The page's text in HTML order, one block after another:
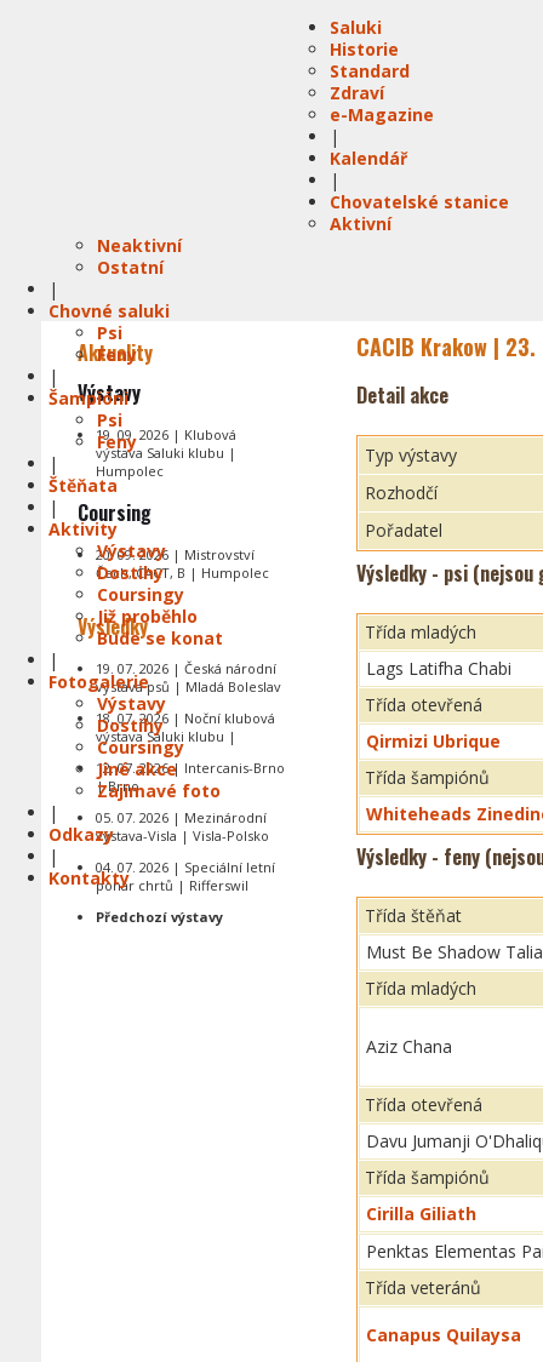
Saluki
Historie
Standard
Zdraví
e-Magazine
|
Kalendář
|
Chovatelské stanice
Aktivní
Neaktivní
Ostatní
|
Chovné saluki
Psi
Feny
|
Šampióni
Psi
Feny
|
Štěňata
|
Aktivity
Výstavy
Dostihy
Coursingy
Již proběhlo
Bude se konat
|
Fotogalerie
Výstavy
Dostihy
Coursingy
Jiné akce
Zajímavé foto
|
Odkazy
|
Kontakty
CACIB Krakow |
Detail akce
Typ výstavy
Rozhodčí
Pořadatel
Výsledky - psi
Třída mladých
Lags Latifha Chabi
Třída otevřená
Qirmizi Ubrique
Třída šampiónů
Whiteheads
Výsledky - feny
Třída štěňat
Must Be Shadow
Třída mladých
Aziz Chana
Třída otevřená
Davu Jumanji
Třída šampiónů
Cirilla Giliath
Penktas Elementas
Třída veteránů
Canapus Quilaysa
Aktuality
Výstavy
19. 09. 2026 | Klubová
výstava Saluki klubu |
Humpolec
Coursing
20. 09. 2026 | Mistrovství
Čech, CACT, B | Humpolec
Výsledky
19. 07. 2026 | Česká národní
výstava psů | Mladá Boleslav
18. 07. 2026 | Noční klubová
výstava Saluki klubu |
12. 07. 2026 | Intercanis-Brno
| Brno
05. 07. 2026 | Mezinárodní
výstava-Visla | Visla-Polsko
04. 07. 2026 | Speciální letní
pohár chrtů | Rifferswil
Předchozí výstavy